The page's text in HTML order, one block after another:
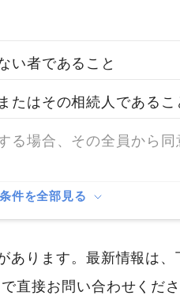
い者であること
たはその相続人であるこ
る場合、その全員から
件を全部見る
あります。最新情報は
直接お問い合わせくださ